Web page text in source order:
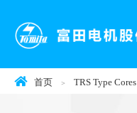
首页 TRS Type Cores